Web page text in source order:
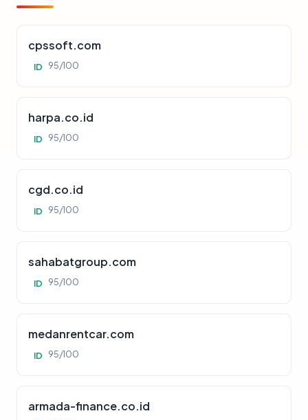
cpssoft.com
ID 95/100
harpa.co.id
ID 95/100
cgd.co.id
ID 95/100
sahabatgroup.com
ID 95/100
medanrentcar.com
ID 95/100
armada-finance.co.id